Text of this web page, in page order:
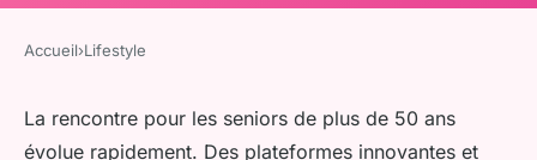
Accueil›Lifestyle
La rencontre pour les seniors de plus de 50 ans
évolue rapidement. Des plateformes innovantes et